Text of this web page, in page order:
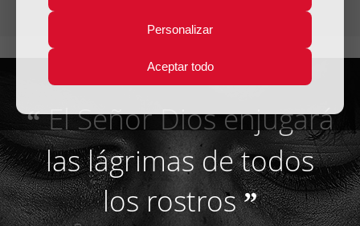
Personalizar
Aceptar todo
“El Señor Dios enjugará
las lágrimas de todos
los rostros”